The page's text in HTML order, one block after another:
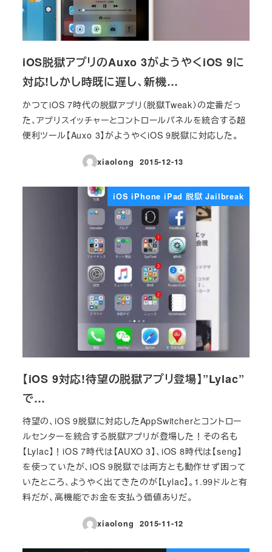
iOS脱獄アプリのAuxo 3がようやくiOS 9に
対応!しかし時既に遅し、新機…
かつてiOS 7時代の脱獄アプリ（脱獄Tweak）の定番だっ
た、アプリスイッチャーとコントロールパネルを統合する超
便利ツール【Auxo 3】がようやくiOS 9脱獄に対応した。
xiaolong
投稿日
2015-12-13
iOS iPhone iPad 脱獄 Jailbreak
【iOS 9対応!待望の脱獄アプリ登場】”Lylac”
で…
待望の、iOS 9脱獄に対応したAppSwitcherとコントロー
ルセンターを統合する脱獄アプリが登場した！その名も
【Lylac】！iOS 7時代は【AUXO 3】、iOS 8時代は【seng】
を使っていたが、iOS 9脱獄では両方とも動作せず困って
いたところ、ようやく出てきたのが【Lylac】。1.99ドルと有
料だが、高機能でお金を支払う価値ありだ。
xiaolong
投稿日
2015-11-12